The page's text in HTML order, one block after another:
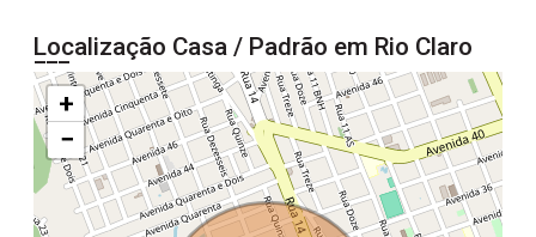
Localização Casa / Padrão em Rio Claro
+
−